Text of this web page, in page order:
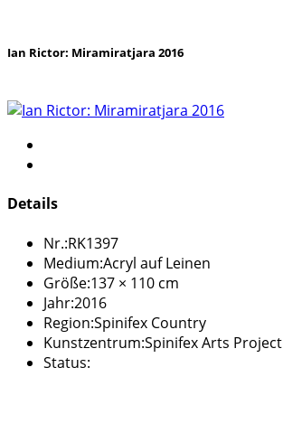
Ian Rictor: Miramiratjara 2016
Details
Nr.:RK1397
Medium:Acryl auf Leinen
Größe:137 × 110 cm
Jahr:2016
Region:Spinifex Country
Kunstzentrum:Spinifex Arts Project
Status: